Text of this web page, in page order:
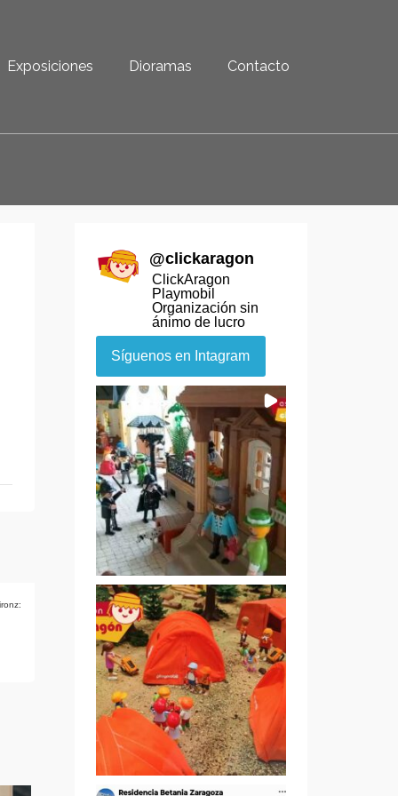
Exposiciones Dioramas Contacto
@clickaragon
ClickAragon
Playmobil
Organización sin
ánimo de lucro
Síguenos en Intagram